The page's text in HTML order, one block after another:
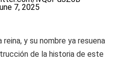
7, 2025
reina, y su nombre ya resuena
de la historia de este